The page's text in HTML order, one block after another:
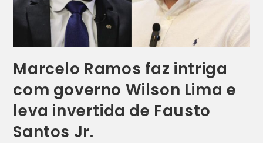
Marcelo Ramos faz intriga
com governo Wilson Lima e
leva invertida de Fausto
Santos Jr.